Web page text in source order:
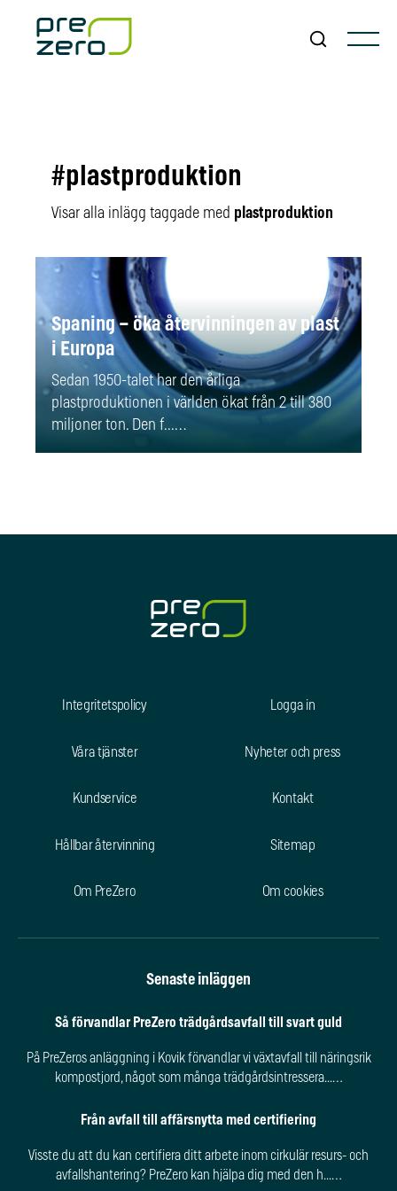
#plastproduktion
Visar alla inlägg taggade med plastproduktion
Spaning – öka återvinningen av plast
i Europa
Sedan 1950-talet har den årliga
plastproduktionen i världen ökat från 2 till 380
miljoner ton. Den f...…
Integritetspolicy
Våra tjänster
Kundservice
Hållbar återvinning
Om PreZero
Logga in
Nyheter och press
Kontakt
Sitemap
Om cookies
Senaste inläggen
Så förvandlar PreZero trädgårdsavfall till svart guld
På PreZeros anläggning i Kovik förvandlar vi växtavfall till näringsrik
kompostjord, något som många trädgårdsintressera...…
Från avfall till affärsnytta med certifiering
Visste du att du kan certifiera ditt arbete inom cirkulär resurs- och
avfallshantering? PreZero kan hjälpa dig med den h...…